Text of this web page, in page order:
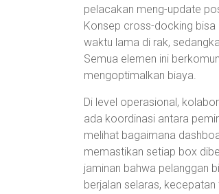
pelacakan meng-update
Konsep cross-docking bisa
waktu lama di rak,
Semua elemen ini
mengoptimalkan biaya.
Di level operasional,
ada koordinasi antara
melihat bagaimana
memastikan setiap box
jaminan bahwa pelanggan
berjalan selaras,